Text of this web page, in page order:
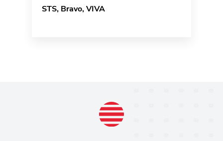
STS, Bravo, VIVA